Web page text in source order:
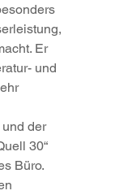
Er
und
der
30“
Büro.